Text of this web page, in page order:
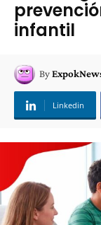
infantil
By
Linkedin